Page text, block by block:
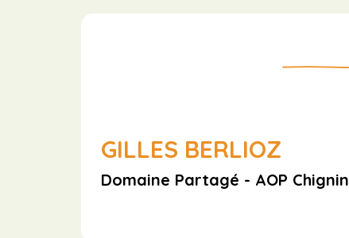
GILLES BERLIOZ
Domaine Partagé - AOP Chignin